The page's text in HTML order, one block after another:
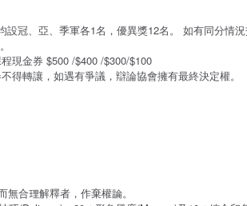
冠、亞、季軍各1名，優異獎12名。 如有同分情
現金券 $500 /$400 /$300/$100
得轉讓，如遇有爭議，辯論協會擁有最終決定權。
合理解釋者，作棄權論。